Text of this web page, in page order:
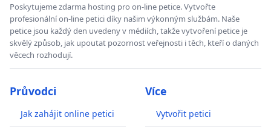
Poskytujeme zdarma hosting pro on-line petice. Vytvořte
profesionální on-line petici díky našim výkonným službám. Naše
petice jsou každý den uvedeny v médiích, takže vytvoření petice je
skvělý způsob, jak upoutat pozornost veřejnosti i těch, kteří o daných
věcech rozhodují.
Průvodci
Jak zahájit online petici
Více
Vytvořit petici